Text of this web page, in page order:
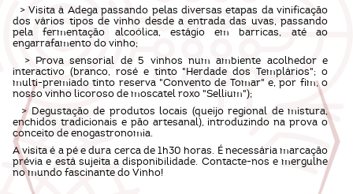
> Visita à Adega passando pelas diversas etapas da vinificação
dos vários tipos de vinho desde a entrada das uvas, passando
pela fermentação alcoólica, estágio em barricas, até ao
engarrafamento do vinho;
> Prova sensorial de 5 vinhos num ambiente acolhedor e
interactivo (branco, rosé e tinto "Herdade dos Templários"; o
multi-premiado tinto reserva "Convento de Tomar" e, por fim, o
nosso vinho licoroso de moscatel roxo "Sellium");
> Degustação de produtos locais (queijo regional de mistura,
enchidos tradicionais e pão artesanal), introduzindo na prova o
conceito de enogastronomia.
A visita é a pé e dura cerca de 1h30 horas. É necessária marcação
prévia e está sujeita a disponibilidade. Contacte-nos e mergulhe
no mundo fascinante do Vinho!